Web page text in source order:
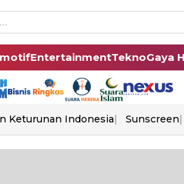
EntertainmentTeknoGaya
Keturunan Indonesia Sunscreen